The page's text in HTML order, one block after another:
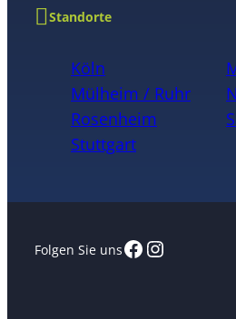
Standorte
Köln
Mülheim / Ruhr
Rosenheim
Stuttgart
Folgen Sie unsFacebook
Instagram